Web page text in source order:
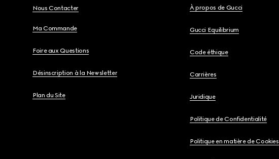
Nous Contacter
Ma Commande
Foire aux Questions
Désinscription à la Newsletter
Plan du Site
À propos de Gucci
Gucci Equilibrium
Code éthique
Carrières
Juridique
Politique de Confidentialité
Politique en matière de Cookies